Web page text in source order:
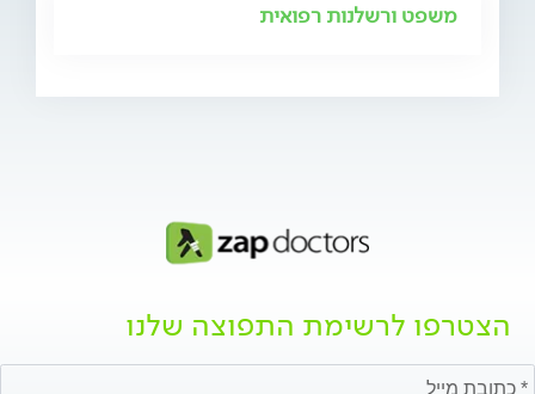
משפט ורשלנות רפואית
הצטרפו לרשימת התפוצה שלנו